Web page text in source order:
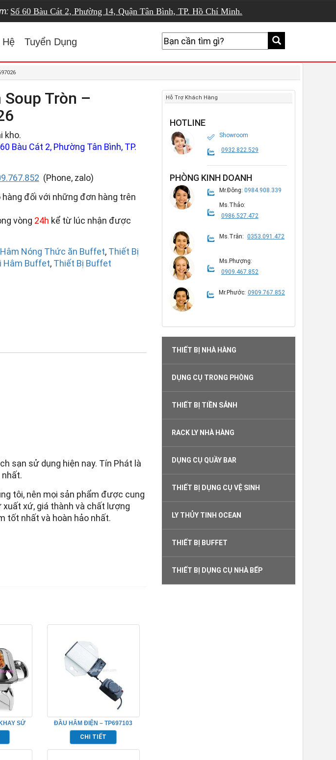
Số 60 Bàu Cát 2, Phường 14, Quận Tân Bình, TP. Hồ Chí Minh.
Hệ Tuyển Dụng
Soup Tròn –
kho.
Bàu Cát 2, Phường Tân Bình, TP.
(Phone, zalo)
hàng đối với những đơn hàng trên
vòng 24h kể từ lúc nhận được
Nóng Thức ăn Buffet, Thiết Bị
Hâm Buffet, Thiết Bị Buffet
sạn sử dụng hiện nay. Tín Phát là
tôi, nên mọi sản phẩm được cung
xứ, giá thành và chất lượng
tốt nhất và hoàn hảo nhất.
SỨ
CẤP
ĐẦU HÂM ĐIỆN – TP697103
CHI TIẾT
Hỗ Trợ Khách Hàng
HOTLINE
Showroom
0932.822.529
PHÒNG KINH DOANH
Mr.Đông: 0984.908.339
Ms.Thảo:
0986.527.472
Ms.Trân: 0353.091.472
Ms.Phượng:
0909.467.852
Mr.Phước: 0909.767.852
THIẾT BỊ NHÀ HÀNG
DỤNG CỤ TRONG PHÒNG
THIẾT BỊ TIỀN SẢNH
RACK LY NHÀ HÀNG
DỤNG CỤ QUẦY BAR
THIẾT BỊ DỤNG CỤ VỆ SINH
LY THỦY TINH OCEAN
THIẾT BỊ BUFFET
THIẾT BỊ DỤNG CỤ NHÀ BẾP